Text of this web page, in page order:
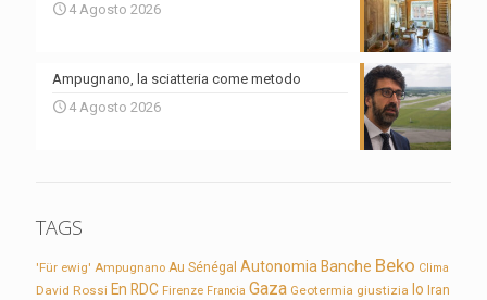
4 Agosto 2026
Ampugnano, la sciatteria come metodo
4 Agosto 2026
TAGS
'Für ewig' Ampugnano Au Sénégal Autonomia Banche Beko Clima
David Rossi En RDC Firenze Francia Gaza Geotermia giustizia Io Iran